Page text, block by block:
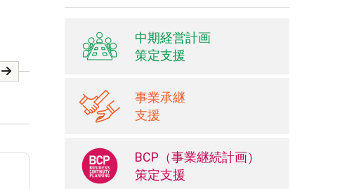
中期経営計画
策定支援
事業承継
支援
BCP（事業継続計画）
策定支援